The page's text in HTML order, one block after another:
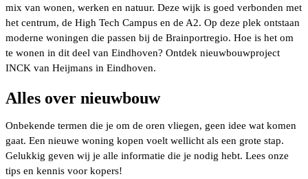
mix van wonen, werken en natuur. Deze wijk is goed verbonden met
het centrum, de High Tech Campus en de A2. Op deze plek ontstaan
moderne woningen die passen bij de Brainportregio. Hoe is het om
te wonen in dit deel van Eindhoven? Ontdek nieuwbouwproject
INCK van Heijmans in Eindhoven.
Alles over nieuwbouw
Onbekende termen die je om de oren vliegen, geen idee wat komen
gaat. Een nieuwe woning kopen voelt wellicht als een grote stap.
Gelukkig geven wij je alle informatie die je nodig hebt. Lees onze
tips en kennis voor kopers!